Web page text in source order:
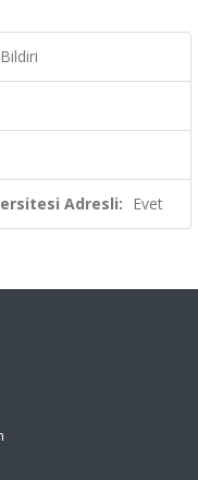
Adresli: Evet